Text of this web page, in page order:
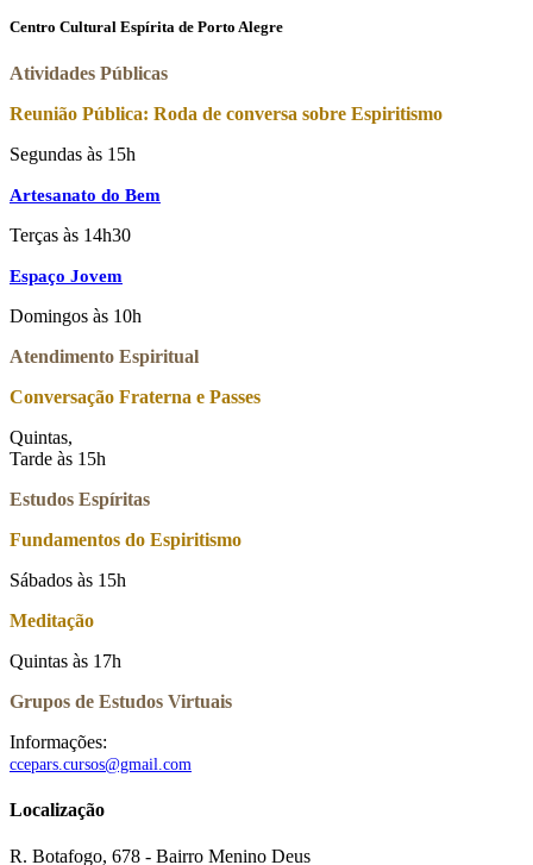
Centro Cultural Espírita de Porto Alegre
Atividades Públicas
Reunião Pública: Roda de conversa sobre Espiritismo
Segundas às 15h
Artesanato do Bem
Terças às 14h30
Espaço Jovem
Domingos às 10h
Atendimento Espiritual
Conversação Fraterna e Passes
Quintas,
Tarde às 15h
Estudos Espíritas
Fundamentos do Espiritismo
Sábados às 15h
Meditação
Quintas às 17h
Grupos de Estudos Virtuais
Informações:
ccepars.cursos@gmail.com
Localização
R. Botafogo, 678 - Bairro Menino Deus